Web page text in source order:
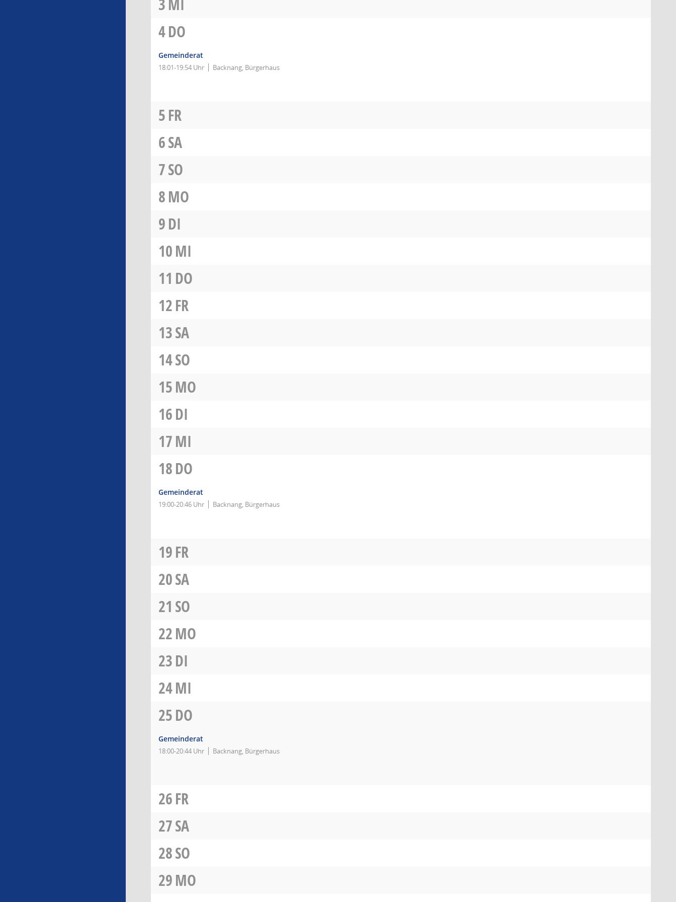
3 MI
4DO
Gemeinderat
18:01-19:54 Uhr Backnang, Bürgerhaus
5FR
6SA
7SO
8MO
9DI
10MI
11 DO
12FR
13SA
14SO
15MO
16DI
17MI
18DO
Gemeinderat
19:00-20:46 Uhr Backnang, Bürgerhaus
19FR
20SA
21 SO
22MO
23DI
24MI
25DO
Gemeinderat
18:00-20:44 Uhr Backnang, Bürgerhaus
26FR
27SA
28SO
29MO